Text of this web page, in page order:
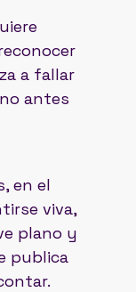
a fallar
antes
en el
viva,
plano y
publica